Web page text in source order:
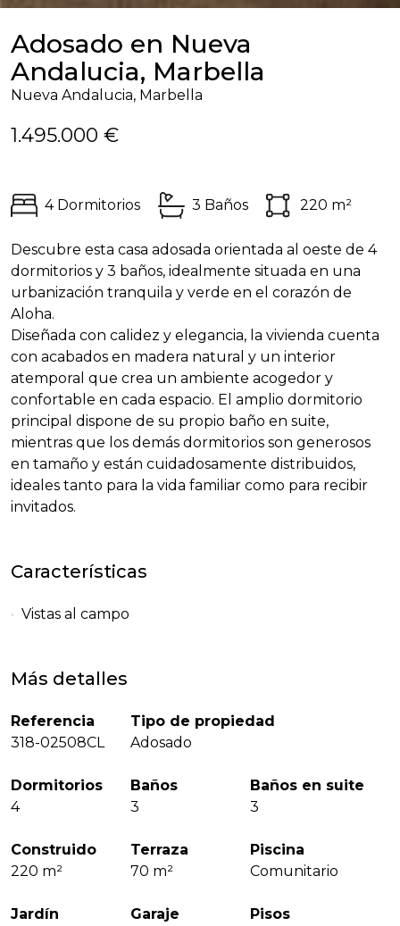
Adosado en Nueva
Andalucia, Marbella
Nueva Andalucia, Marbella
1.495.000 €
4 Dormitorios 3 Baños 220 m²
Descubre esta casa adosada orientada al oeste de 4
dormitorios y 3 baños, idealmente situada en una
urbanización tranquila y verde en el corazón de
Aloha.
Diseñada con calidez y elegancia, la vivienda cuenta
con acabados en madera natural y un interior
atemporal que crea un ambiente acogedor y
confortable en cada espacio. El amplio dormitorio
principal dispone de su propio baño en suite,
mientras que los demás dormitorios son generosos
en tamaño y están cuidadosamente distribuidos,
ideales tanto para la vida familiar como para recibir
invitados.
Características
Vistas al campo
Más detalles
Referencia
318-02508CL
Tipo de propiedad
Adosado
Dormitorios
4
Baños
3
Baños en suite
3
Construido
220 m²
Terraza
70 m²
Piscina
Comunitario
Jardín
Garaje
Pisos